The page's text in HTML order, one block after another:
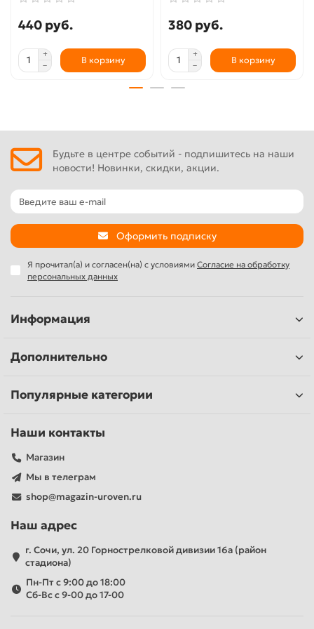
440 руб.
В корзину
380 руб.
В корзину
Будьте в центре событий - подпишитесь на наши
новости! Новинки, скидки, акции.
Оформить подписку
Я прочитал(а) и согласен(на) с условиями Согласие на обработку
персональных данных
Информация
Дополнительно
Популярные категории
Наши контакты
Магазин
Мы в телеграм
shop@magazin-uroven.ru
Наш адрес
г. Сочи, ул. 20 Горнострелковой дивизии 16а (район
стадиона)
Пн-Пт с 9:00 до 18:00
Сб-Вс с 9-00 до 17-00